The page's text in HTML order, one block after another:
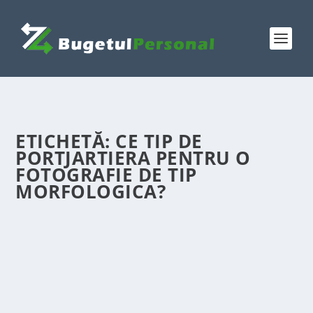
ETICHETĂ: CE TIP DE
PORTJARTIERA PENTRU O
FOTOGRAFIE DE TIP
MORFOLOGICA?